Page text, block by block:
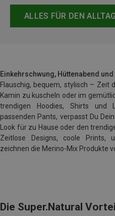
ALLES FÜR DEN
Einkehrschwung, Hüttenabend
Flauschig, bequem, stylisch – Zeit
Kamin zu kuscheln oder im
trendigen Hoodies, Shirts und
passenden Pants, verpasst Du
Look für zu Hause oder den
Zeitlose Designs, coole Prints,
zeichnen die Merino-Mix Produkte
Die Super.Natural